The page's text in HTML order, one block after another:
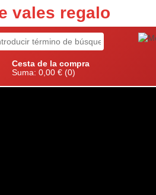
vales regalo
Cesta de la compra
Suma: 0,00 € (0)